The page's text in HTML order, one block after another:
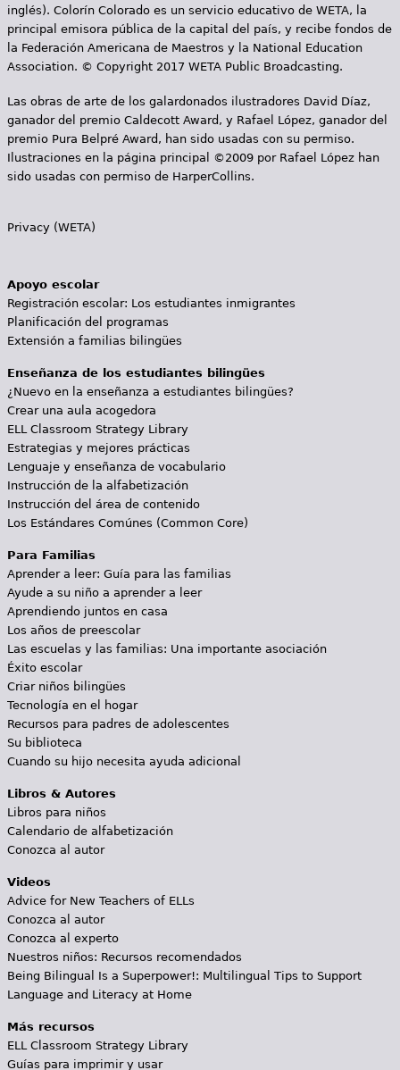
inglés). Colorín Colorado es un servicio educativo de WETA, la
principal emisora pública de la capital del país, y recibe fondos de
la Federación Americana de Maestros y la National Education
Association. © Copyright 2017 WETA Public Broadcasting.
Las obras de arte de los galardonados ilustradores David Díaz,
ganador del premio Caldecott Award, y Rafael López, ganador del
premio Pura Belpré Award, han sido usadas con su permiso.
Ilustraciones en la página principal ©2009 por Rafael López han
sido usadas con permiso de HarperCollins.
Privacy (WETA)
Apoyo escolar
Registración escolar: Los estudiantes inmigrantes
Planificación del programas
Extensión a familias bilingües
Enseñanza de los estudiantes bilingües
¿Nuevo en la enseñanza a estudiantes bilingües?
Crear una aula acogedora
ELL Classroom Strategy Library
Estrategias y mejores prácticas
Lenguaje y enseñanza de vocabulario
Instrucción de la alfabetización
Instrucción del área de contenido
Los Estándares Comúnes (Common Core)
Para Familias
Aprender a leer: Guía para las familias
Ayude a su niño a aprender a leer
Aprendiendo juntos en casa
Los años de preescolar
Las escuelas y las familias: Una importante asociación
Éxito escolar
Criar niños bilingües
Tecnología en el hogar
Recursos para padres de adolescentes
Su biblioteca
Cuando su hijo necesita ayuda adicional
Libros & Autores
Libros para niños
Calendario de alfabetización
Conozca al autor
Videos
Advice for New Teachers of ELLs
Conozca al autor
Conozca al experto
Nuestros niños: Recursos recomendados
Being Bilingual Is a Superpower!: Multilingual Tips to Support
Language and Literacy at Home
Más recursos
ELL Classroom Strategy Library
Guías para imprimir y usar